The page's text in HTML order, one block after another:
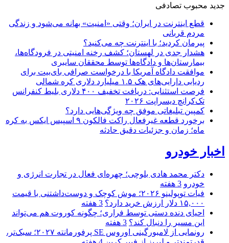
جدید محبوب تصادفی
قطع اینترنت در ایران؛ وقتی «امنیت» بهانه می‌شود و زندگی
مردم قربانی
پیرمان کردید؛ با اینترنت چه می‌کنید؟
هشدار جدی در لهستان؛ کشف رخنه امنیتی در فرودگاه‌ها،
بیمارستان‌ها و دادگاه‌ها توسط محققان سایبری
موافقت دادگاه آمریکا با درخواست صرافی بای‌بیت برای
ردیابی دارایی‌های هک ۱.۵ میلیارد دلاری کره شمالی
فرصت استثنایی: دریافت تخفیف ۴۰۰ دلاری بلیط کنفرانس
تک‌کرانچ دیسراپت ۲۰۲۶
کمپین تبلیغاتی موفق چه ویژگی‌هایی دارد؟
برخورد قطعه غیرفعال راکت فالکون ۹ اسپیس ایکس به کره
ماه؛ زمان و جزئیات دقیق حادثه
اخبار خودرو
دکتر محمد هادی بلوچی؛ چهره‌ای فعال در تجارت انرژی و
خودرو 3 هفته
فیات توپولینو ۲۰۲۶؛ موش کوچک و دوست‌داشتنی با قیمت
۱۵,۰۰۰ دلار ارزش خرید دارد؟
3 هفته
احیای دنده دستی توسط فراری؛ چگونه کوروت هم می‌تواند
این مسیر را دنبال کند؟ 3 هفته
رونمایی از لامبورگینی اوروس SE پرفورمانته ۲۰۲۷؛ سبک‌تر،